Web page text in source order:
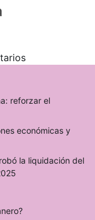
reforzar el
económicas y
la liquidación del